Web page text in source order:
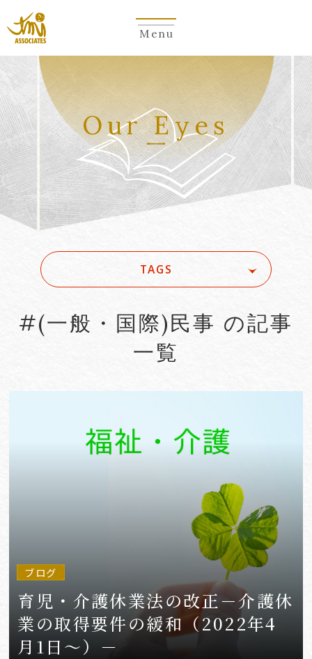
Menu
Our Eyes
TAGS
#Account seizure
#ACRA
#Agentic AI
#Agreements
#AI/IoT
#(一般・国際)民事 の記事
一覧
ブログ
育児・介護休業法の改正－介護休
業の取得要件の緩和（2022年4
月1日～）－